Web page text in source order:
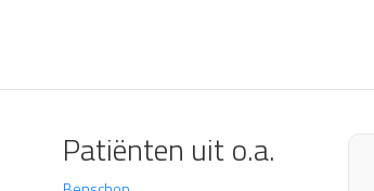
Patiënten uit o.a.